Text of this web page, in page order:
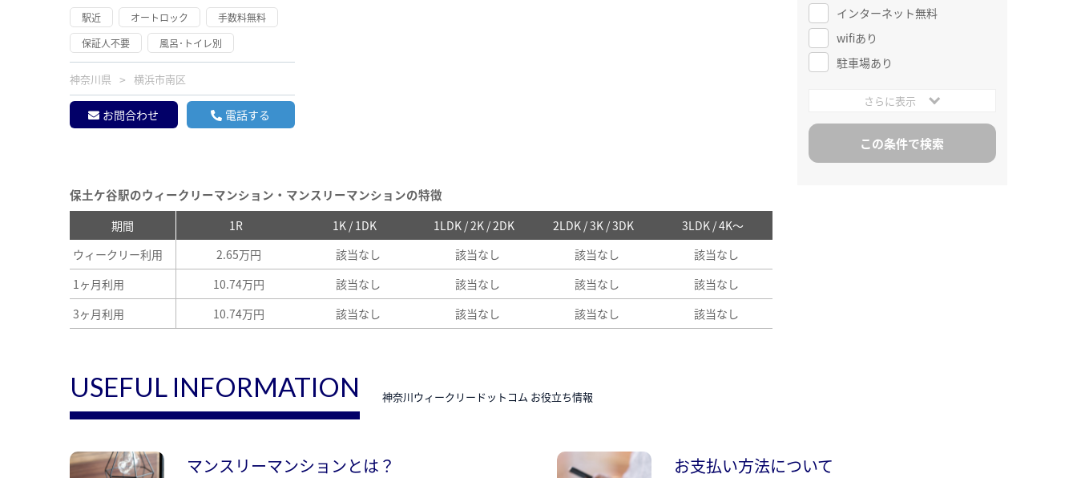
駅近 オートロック
手数料無料
保証人不要
風呂･トイレ別
神奈川県 横浜市南区
お問合わせ 電話する
保土ケ谷駅のウィークリーマンション・マンスリーマンションの特徴
期間 1R 1K / 1DK 1LDK / 2K / 2DK 2LDK / 3K / 3DK
3LDK / 4K～
ウィークリー利用
2.65万円 該当なし 該当なし 該当なし
該当なし
1ヶ月利用
10.74万円 該当なし 該当なし 該当なし
該当なし
3ヶ月利用
10.74万円 該当なし 該当なし 該当なし 該当なし
インターネット無料
wifiあり
駐車場あり
さらに表示
USEFUL INFORMATION 神奈川ウィークリードットコム お役立ち情報
マンスリーマンションとは？ お支払い方法について